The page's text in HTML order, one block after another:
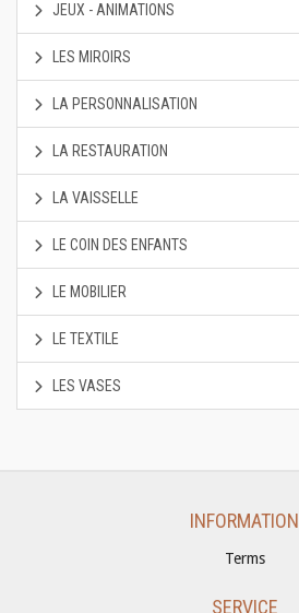
JEUX - ANIMATIONS
LES MIROIRS
LA PERSONNALISATION
LA RESTAURATION
LA VAISSELLE
LE COIN DES ENFANTS
LE MOBILIER
LE TEXTILE
LES VASES
INFORMATION
Terms
SERVICE